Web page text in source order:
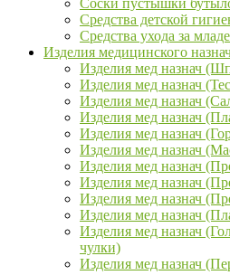
Соски пустышки
Средства детской
Средства ухода за
Изделия медицинского
Изделия мед назнач
Изделия мед назнач
Изделия мед назнач
Изделия мед назнач
Изделия мед назнач
Изделия мед назнач
Изделия мед назнач
Изделия мед назнач
Изделия мед назнач
Изделия мед назнач
Изделия мед назнач
чулки)
Изделия мед назнач